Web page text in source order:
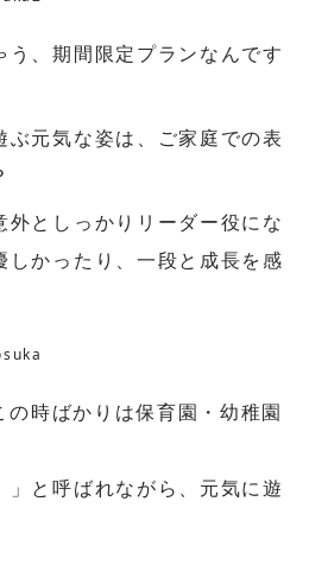
う、期間限定プランなんです
元気な姿は、ご家庭での表
としっかりリーダー役にな
しかったり、一段と成長を感
時ばかりは保育園・幼稚園
」と呼ばれながら、元気に遊